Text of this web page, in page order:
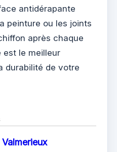
antidérapante
peinture ou les joints
après chaque
est le meilleur
durabilité de votre